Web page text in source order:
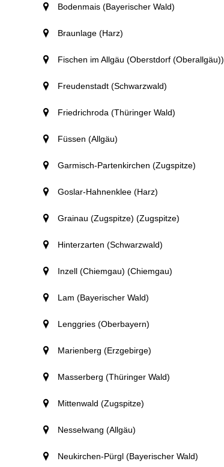
Bodenmais (Bayerischer Wald)
Braunlage (Harz)
Fischen im Allgäu (Oberstdorf (Oberallgäu))
Freudenstadt (Schwarzwald)
Friedrichroda (Thüringer Wald)
Füssen (Allgäu)
Garmisch-Partenkirchen (Zugspitze)
Goslar-Hahnenklee (Harz)
Grainau (Zugspitze) (Zugspitze)
Hinterzarten (Schwarzwald)
Inzell (Chiemgau) (Chiemgau)
Lam (Bayerischer Wald)
Lenggries (Oberbayern)
Marienberg (Erzgebirge)
Masserberg (Thüringer Wald)
Mittenwald (Zugspitze)
Nesselwang (Allgäu)
Neukirchen-Pürgl (Bayerischer Wald)